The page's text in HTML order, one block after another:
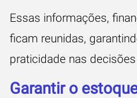
Essas informações,
ficam reunidas,
praticidade nas
Garantir o